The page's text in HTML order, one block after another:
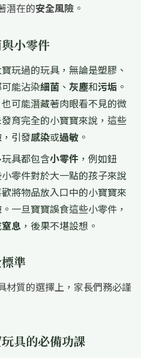
潛在的安全風險 。
小零件
玩過的玩具，無論是塑膠、
能沾染細菌 、 灰塵和污垢 。
可能潛藏著肉眼看不見的微
育完全的小寶寶來說，這些
，引發感染或過敏 。
具都包含小零件 ，例如鈕
零件對於大一點的孩子來說
將物品放入口中的小寶寶來
。一旦寶寶誤食這些小零件，
窒息 ，後果不堪設想。
準
材質的選擇上，家長們務必謹
具的必備功課